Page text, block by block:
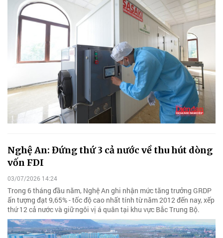
Nghệ An: Đứng thứ 3 cả nước về thu hút dòng
vốn FDI
03/07/2026 14:24
Trong 6 tháng đầu năm, Nghệ An ghi nhận mức tăng trưởng GRDP
ấn tượng đạt 9,65% - tốc độ cao nhất tính từ năm 2012 đến nay, xếp
thứ 12 cả nước và giữ ngôi vị á quân tại khu vực Bắc Trung Bộ.